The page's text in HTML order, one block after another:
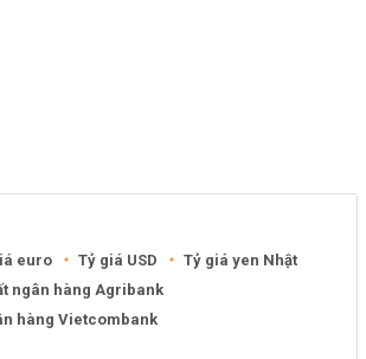
euro Tỷ giá USD
Tỷ giá yen Nhật
ngân hàng Agribank
hàng Vietcombank